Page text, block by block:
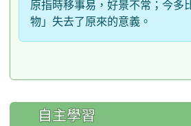
原指時移事易，好景不常；今多
物」失去了原來的意義。
自主學習